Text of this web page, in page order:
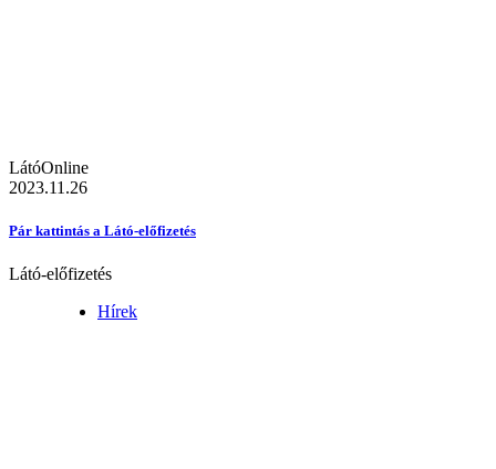
LátóOnline
2023.11.26
Pár kattintás a Látó-előfizetés
Látó-előfizetés
Hírek